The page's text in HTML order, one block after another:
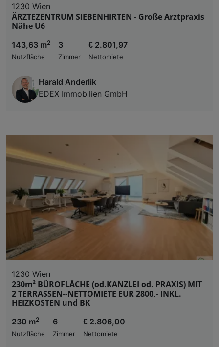
1230 Wien
ÄRZTEZENTRUM SIEBENHIRTEN - Große Arztpraxis
Nähe U6
143,63 m2
Nutzfläche
3
Zimmer
€ 2.801,97
Nettomiete
Harald Anderlik
EDEX Immobilien GmbH
1230 Wien
230m² BÜROFLÄCHE (od.KANZLEI od. PRAXIS) MIT
2 TERRASSEN--NETTOMIETE EUR 2800,- INKL.
HEIZKOSTEN und BK
230 m2
Nutzfläche
6
Zimmer
€ 2.806,00
Nettomiete